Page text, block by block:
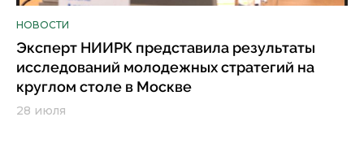
НОВОСТИ
Эксперт НИИРК представила результаты
исследований молодежных стратегий на
круглом столе в Москве
28 июля